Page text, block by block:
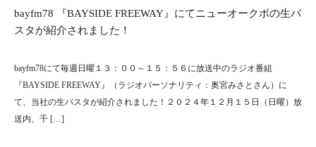
bayfm78 『BAYSIDE FREEWAY』にてニューオークボの生パ
スタが紹介されました！
bayfm78にて毎週日曜１３：００～１５：５６に放送中のラジオ番組
『BAYSIDE FREEWAY』（ラジオパーソナリティ：奥宮みさとさん）に
て、当社の生パスタが紹介されました！２０２４年１２月１５日（日曜）放
送内、千 […]